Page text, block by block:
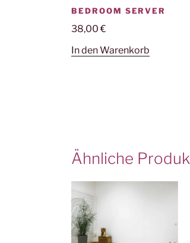
BEDROOM SERVER
38,00€
In den Warenkorb
Ähnliche